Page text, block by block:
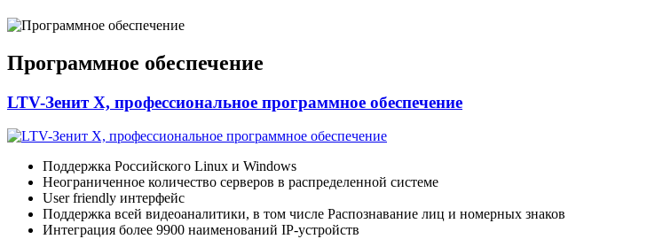
Программное обеспечение
LTV-Зенит Х, профессиональное программное обеспечение
Поддержка Российского Linux и Windows
Неограниченное количество серверов в распределенной системе
User friendly интерфейс
Поддержка всей видеоаналитики, в том числе Распознавание лиц и номерных знаков
Интеграция более 9900 наименований IP-устройств